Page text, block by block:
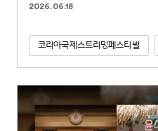
2026.06.18
코리아국제스트리밍페스티벌